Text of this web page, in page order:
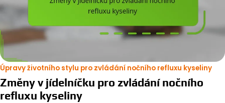
Úpravy životního stylu pro zvládání nočního refluxu kyseliny
Změny v jídelníčku pro zvládání nočního
refluxu kyseliny